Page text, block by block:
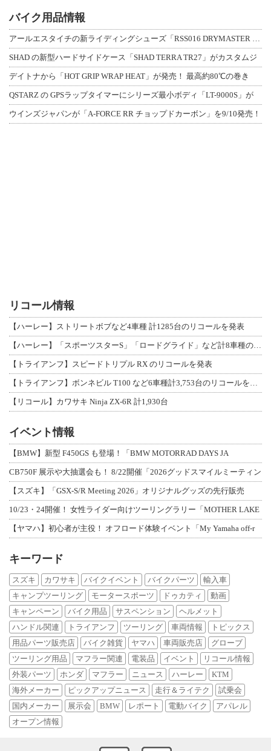
バイク用品情報
アールエスタイチの新ライディングシューズ「RSS016 DRYMASTER スト
SHAD の新型ハードサイドケース「SHAD TERRA TR27」がカスタムジ
デイトナから「HOT GRIP WRAP HEAT」が発売！ 最高約80℃の巻き
QSTARZ の GPSラップタイマーにシリーズ最小ボディ「LT-9000S」が
ウインズジャパンが「A-FORCE RR チョップドカーボン」を9/10発売！
リコール情報
【ハーレー】ストリートボブなど4車種 計1285台のリコールを発表
【ハーレー】「スポーツスターS」「ロードグライド」など計8車種のリコールを発表
【トライアンフ】スピードトリプル RX のリコールを発表
【トライアンフ】ボンネビル T100 など6車種計3,753台のリコールを発表
【リコール】カワサキ Ninja ZX-6R 計1,930台
イベント情報
【BMW】新型 F450GS も登場！「BMW MOTORRAD DAYS JA
CB750F 展示や大抽選会も！ 8/22開催「2026グッドスマイルミーティン
【スズキ】「GSX-S/R Meeting 2026」オリジナルグッズの先行販売
10/23・24開催！ 女性ライダー向けツーリングラリー「MOTHER LAKE
【ヤマハ】初心者が主役！ オフロード体験イベント「My Yamaha off-r
キーワード
スズキ カワサキ バイクイベント バイクパーツ
輸入車
キャンプツーリング
モータースポーツ ドゥカティ
動画
キャンペーン
バイク用品 サスペンション
ヘルメット
ハンドル関連
トライアンフ ツーリング 車両情報
トピックス
用品パーツ販売店
バイク雑貨 ヤマハ 車両販売店
グローブ
ツーリング用品
マフラー関連 電装品 イベント
リコール情報
外装パーツ
ホンダ マフラー ニュース ハーレー
KTM
海外メーカー
ピックアップニュース 走行＆ライテク
試乗会
国内メーカー
展示会 BMW レポート 電動バイク
アパレル
オープン情報